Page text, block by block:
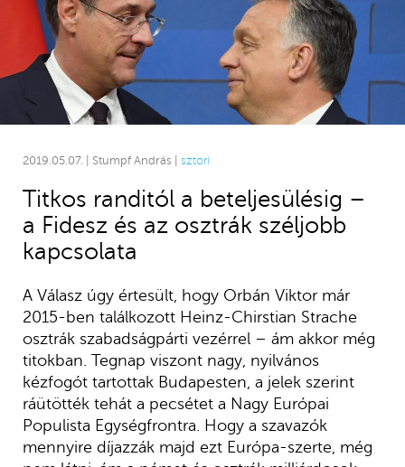
2019.05.07. | Stumpf András | sztori
Titkos randitól a beteljesülésig –
a Fidesz és az osztrák széljobb
kapcsolata
A Válasz úgy értesült, hogy Orbán Viktor már
2015-ben találkozott Heinz-Chirstian Strache
osztrák szabadságpárti vezérrel – ám akkor még
titokban. Tegnap viszont nagy, nyilvános
kézfogót tartottak Budapesten, a jelek szerint
ráütötték tehát a pecsétet a Nagy Európai
Populista Egységfrontra. Hogy a szavazók
mennyire díjazzák majd ezt Európa-szerte, még